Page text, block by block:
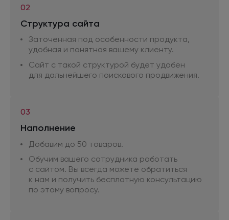
02
Структура сайта
Заточенная под особенности продукта,
удобная и понятная вашему клиенту.
Сайт с такой структурой будет удобен
для дальнейшего поискового продвижения.
03
Наполнение
Добавим до 50 товаров.
Обучим вашего сотрудника работать
с сайтом. Вы всегда можете обратиться
к нам и получить бесплатную консультацию
по этому вопросу.